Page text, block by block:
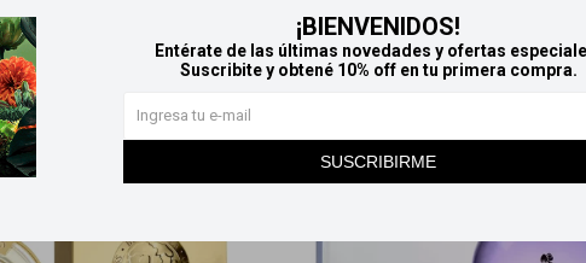
¡BIENVENIDOS!
Entérate de las últimas novedades y ofertas
Suscribite y obtené 10% off en tu primera compra.
SUSCRIBIRME